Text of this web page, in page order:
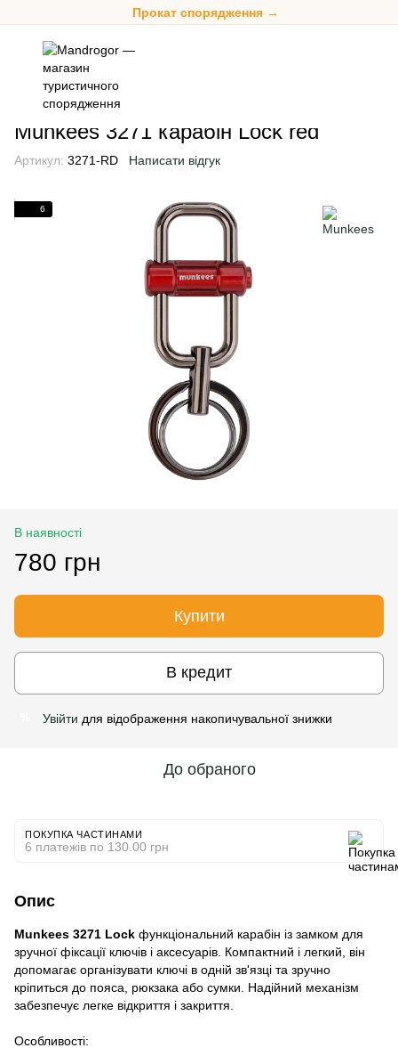
Прокат спорядження →
Аксесуари Карабіни
Munkees 3271 карабін Lock red
Артикул: 3271-RD Написати відгук
6
В наявності
780 грн
Купити
В кредит
Увійти для відображення накопичувальної знижки
До обраного
ПОКУПКА ЧАСТИНАМИ
6 платежів по 130.00 грн
Опис
Munkees 3271 Lock функціональний карабін із замком для
зручної фіксації ключів і аксесуарів. Компактний і легкий, він
допомагає організувати ключі в одній зв'язці та зручно
кріпиться до пояса, рюкзака або сумки. Надійний механізм
забезпечує легке відкриття і закриття.
Особливості: